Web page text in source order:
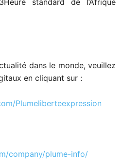
standard de l’Afrique
dans le monde, veuillez
en cliquant sur :
Plumeliberteexpression
company/plume-info/